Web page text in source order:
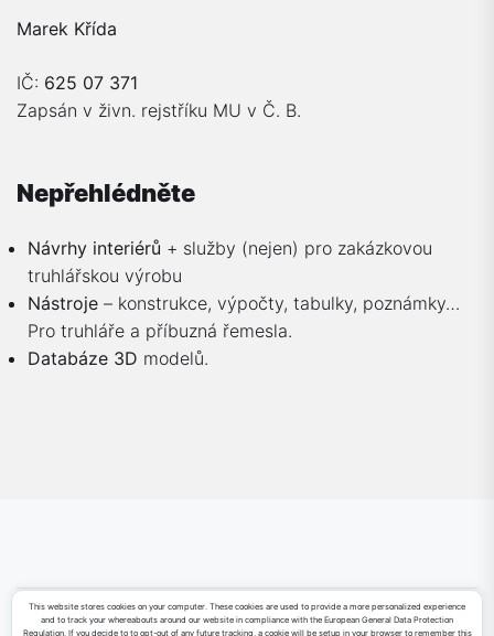
Marek Křída
IČ: 625 07 371
Zapsán v živn. rejstříku MU v Č. B.
Nepřehlédněte
Návrhy interiérů + služby (nejen) pro zakázkovou
truhlářskou výrobu
Nástroje – konstrukce, výpočty, tabulky, poznámky…
Pro truhláře a příbuzná řemesla.
Databáze 3D modelů.
Sketchfab Facebook LinkedIn YouTube
This website stores cookies on your computer. These cookies are used to provide a more personalized experience
and to track your whereabouts around our website in compliance with the European General Data Protection
Regulation. If you decide to to opt-out of any future tracking, a cookie will be setup in your browser to remember this